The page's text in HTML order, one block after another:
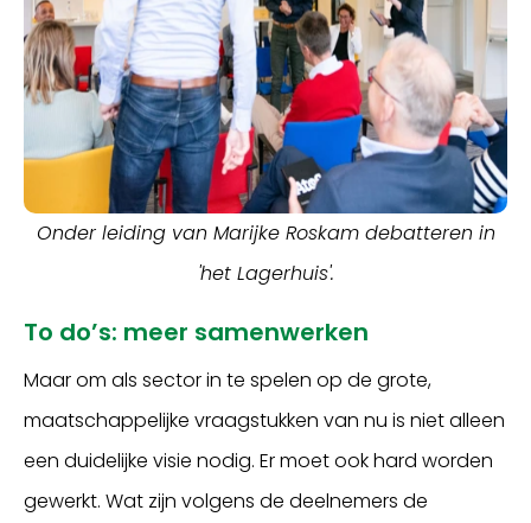
Onder leiding van Marijke Roskam debatteren in
'het Lagerhuis'.
To do’s: meer samenwerken
Maar om als sector in te spelen op de grote,
maatschappelijke vraagstukken van nu is niet alleen
een duidelijke visie nodig. Er moet ook hard worden
gewerkt. Wat zijn volgens de deelnemers de